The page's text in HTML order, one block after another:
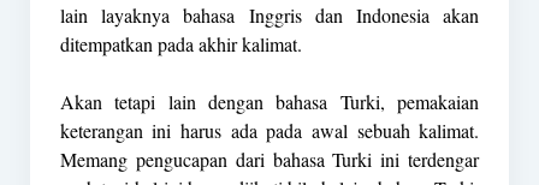
lain layaknya bahasa Inggris dan Indonesia akan
ditempatkan pada akhir kalimat.
Akan tetapi lain dengan bahasa Turki, pemakaian
keterangan ini harus ada pada awal sebuah kalimat.
Memang pengucapan dari bahasa Turki ini terdengar